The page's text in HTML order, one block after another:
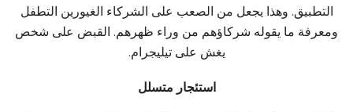
التطبيق. وهذا يجعل من الصعب على الشركاء الغيورين التطفل
ومعرفة ما يقوله شركاؤهم من وراء ظهرهم.
يغش على تيليجرام.
استئجار متسلل